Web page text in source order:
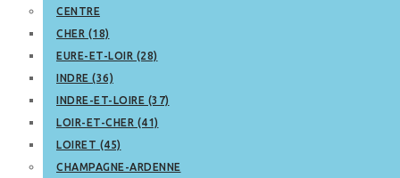
CENTRE
CHER (18)
EURE-ET-LOIR (28)
INDRE (36)
INDRE-ET-LOIRE (37)
LOIR-ET-CHER (41)
LOIRET (45)
CHAMPAGNE-ARDENNE